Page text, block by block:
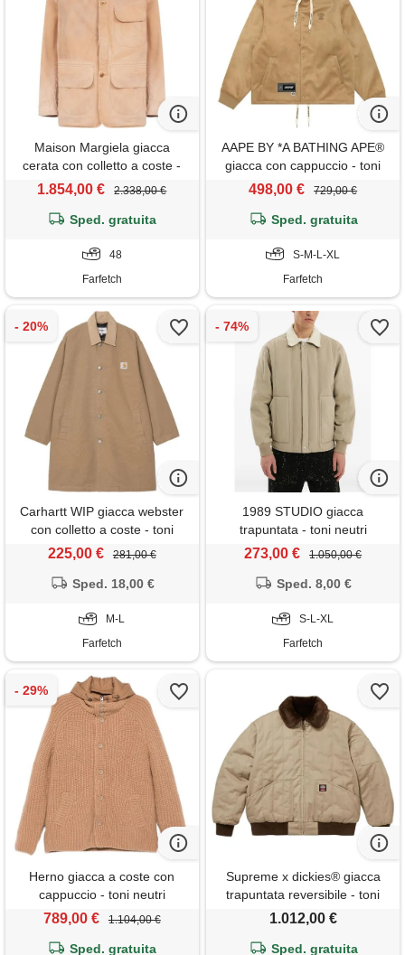
Maison Margiela giacca
cerata con colletto a coste -
toni neutri
1.854,00 € 2.338,00 €
Sped. gratuita
48
Farfetch
AAPE BY *A BATHING APE®
giacca con cappuccio - toni
neutri
498,00 € 729,00 €
Sped. gratuita
S-M-L-XL
Farfetch
Carhartt WIP giacca webster
con colletto a coste - toni
neutri
225,00 € 281,00 €
Sped. 18,00 €
M-L
Farfetch
1989 STUDIO giacca
trapuntata - toni neutri
273,00 € 1.050,00 €
Sped. 8,00 €
S-L-XL
Farfetch
Herno giacca a coste con
cappuccio - toni neutri
789,00 € 1.104,00 €
Sped. gratuita
Supreme x dickies® giacca
trapuntata reversibile - toni
neutri
1.012,00 €
Sped. gratuita